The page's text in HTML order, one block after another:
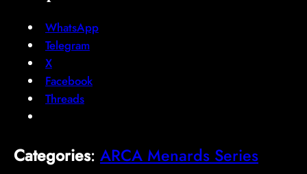
WhatsApp
Telegram
X
Facebook
Threads
Categories: ARCA Menards Series